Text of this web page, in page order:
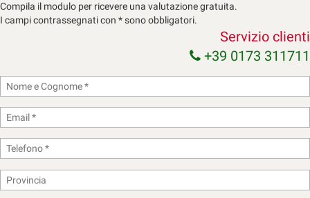
Compila il modulo per ricevere una valutazione gratuita.
I campi contrassegnati con * sono obbligatori.
Servizio clienti
+39 0173 311711
seguente
pannello
esprimere
le
tue
preferenze
consenso
alle
tecnologie
di